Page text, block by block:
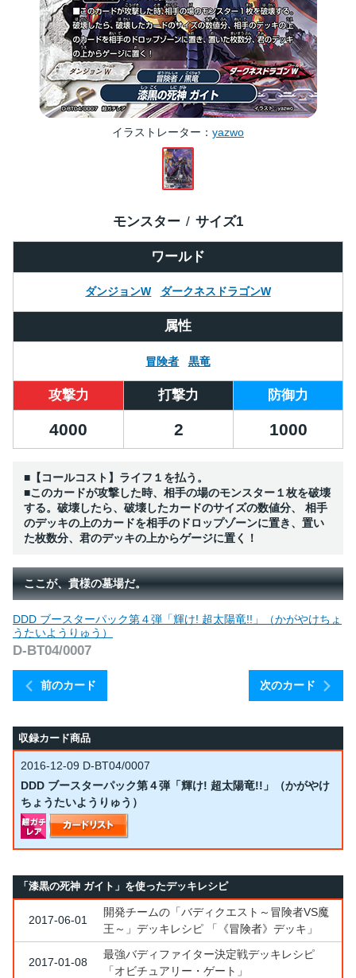
イラストレーター yazwo
ワールド
ダンジョンW ダークネスドラゴンW
モンスター サイズ1
属性
冒険者 黒竜
攻撃力 打撃力 防御力
4000 2 1000
■【コールコスト】ライフ１を払う。
■このカードが攻撃した時、相手の場のモンスター１枚を破壊
する。破壊したら、破壊したカードのサイズの数値分、 相手
のデッキの上のカードを相手のドロップゾーンに置き、置い
た枚数分、君のデッキの上からゲージに置く！
ここが、貴様の墓場だ。
前のカード
DDD ブースターパック第４弾「輝け! 超太陽竜!!」（かがやけちょ
うたいようりゅう）
D-BT04/0007
次のカード
収録カード商品
2016-12-09 D-BT04/0007
DDD ブースターパック第４弾「輝け! 超太陽竜!!」（かがやけ
ちょうたいようりゅう）
「漆黒の死神 ガイト」を使ったデッキレシピ
2017-06-01
開発チームの「バディクエスト～冒険者VS魔
王～」デッキレシピ 「《冒険者》デッキ」
2017-01-08
最強バディファイター決定戦デッキレシピ
「オビチュアリー・ゲート」